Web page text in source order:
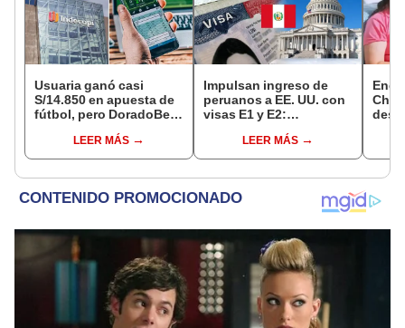
Usuaria ganó casi
S/14.850 en apuesta de
fútbol, pero DoradoBet
Indecopi multó a la
empresa con más de S/
LEER MÁS
Impulsan ingreso de
peruanos a EE. UU. con
visas E1 y E2:
pymes serían los más
beneficiados
LEER MÁS